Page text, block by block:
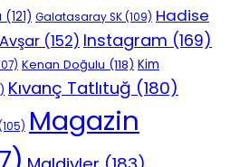
(121) Galatasaray SK(109) Hadise
(152) Instagram (169)
Kenan Doğulu (118) Kim
Kıvanç Tatlıtuğ (180)
Magazin